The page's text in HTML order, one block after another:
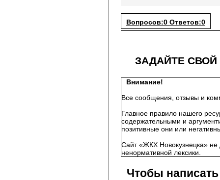
Вопросов:0 Ответов:0
ЗАДАЙТЕ
Внимание!
Все сообщения, отзывы и
Главное правило нашего
содержательными и
позитивные они или
Сайт «ЖКХ Новокузнецка» не
ненормативной лексики.
Чтобы